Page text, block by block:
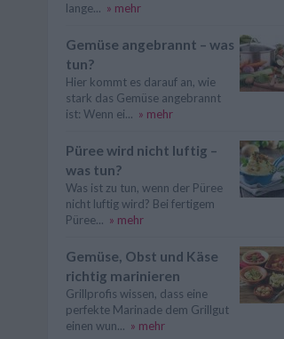
lange... » mehr
Gemüse angebrannt – was
tun?
Hier kommt es darauf an, wie
stark das Gemüse angebrannt
ist: Wenn ei... » mehr
Püree wird nicht luftig –
was tun?
Was ist zu tun, wenn der Püree
nicht luftig wird? Bei fertigem
Püree... » mehr
Gemüse, Obst und Käse
richtig marinieren
Grillprofis wissen, dass eine
perfekte Marinade dem Grillgut
einen wun... » mehr